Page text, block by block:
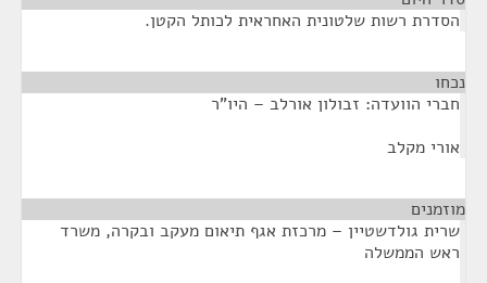
הסדרת רשות שלטונית האחראית לכותל הקטן.
נכחו
חברי הוועדה: זבולון אורלב – היו"ר
אורי מקלב
מוזמנים
שרית גולדשטיין – מרכזת אגף תיאום מעקב ובקרה, משרד
ראש הממשלה